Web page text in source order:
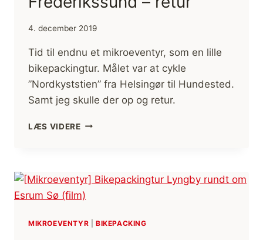
4. december 2019
Tid til endnu et mikroeventyr, som en lille
bikepackingtur. Målet var at cykle
”Nordkyststien” fra Helsingør til Hundested.
Samt jeg skulle der op og retur.
LÆS VIDERE[MIKROEVENTYR]
–
HUNDESTED
FREDERIKSSUND
MIKROEVENTYR BIKEPACKING